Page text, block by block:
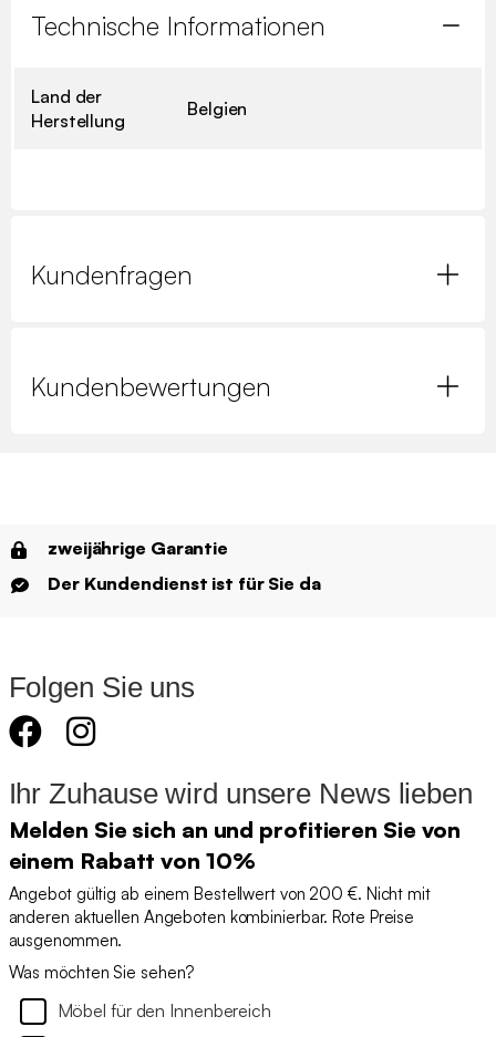
Technische Informationen
Land der
Herstellung
Belgien
Kundenfragen
Kundenbewertungen
zweijährige Garantie
Der Kundendienst ist für Sie da
Folgen Sie uns
Ihr Zuhause wird unsere News lieben
Melden Sie sich an und profitieren Sie von
einem Rabatt von 10%
Angebot gültig ab einem Bestellwert von 200 €. Nicht mit
anderen aktuellen Angeboten kombinierbar. Rote Preise
ausgenommen.
Was möchten Sie sehen?
Möbel für den Innenbereich